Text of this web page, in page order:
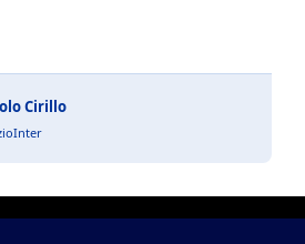
Cirillo